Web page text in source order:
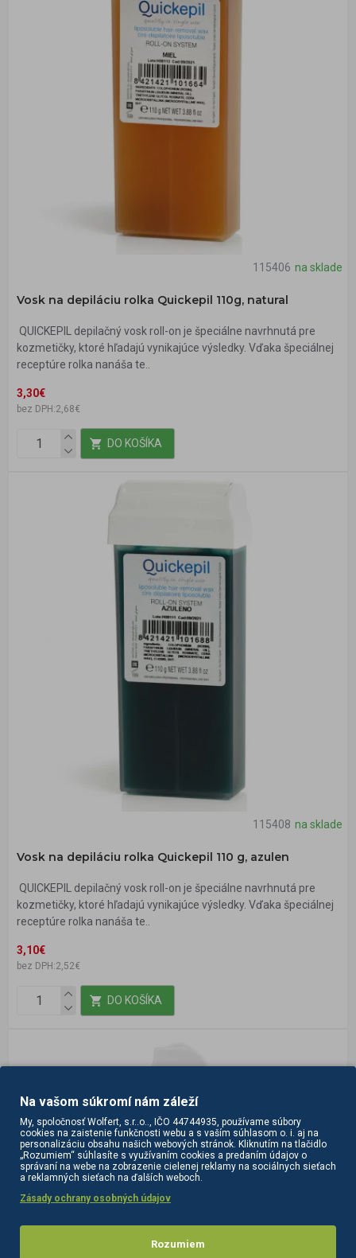
115406 na sklade
Vosk na depiláciu rolka Quickepil 110g, natural
QUICKEPIL depilačný vosk roll-on je špeciálne navrhnutá pre
kozmetičky, ktoré hľadajú vynikajúce výsledky. Vďaka špeciálnej
receptúre rolka nanáša te..
3,30€
bez DPH:2,68€
DO KOŠÍKA
115408 na sklade
Vosk na depiláciu rolka Quickepil 110 g, azulen
QUICKEPIL depilačný vosk roll-on je špeciálne navrhnutá pre
kozmetičky, ktoré hľadajú vynikajúce výsledky. Vďaka špeciálnej
receptúre rolka nanáša te..
3,10€
bez DPH:2,52€
DO KOŠÍKA
Na vašom súkromí nám záleží
My, spoločnosť Wolfert, s.r..o.., IČO 44744935, používame súbory
cookies na zaistenie funkčnosti webu a s vaším súhlasom o. i. aj na
personalizáciu obsahu našich webových stránok. Kliknutím na tlačidlo
„Rozumiem“ súhlasíte s využívaním cookies a predaním údajov o
správaní na webe na zobrazenie cielenej reklamy na sociálnych sieťach
a reklamných sieťach na ďalších weboch.
Zásady ochrany osobných údajov
Rozumiem